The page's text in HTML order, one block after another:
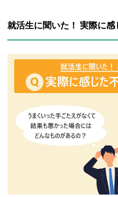
就活生に聞いた！ 実際に